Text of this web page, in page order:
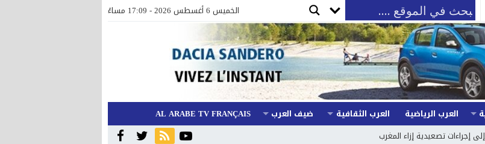
الخميس 6 أغسطس 2026 - 17:09 مساءً
العرب الرياضية العرب الثقافية ضيف العرب
AL ARABE TV FRANÇAIS
إلى إجراءات تصعيدية إزاء المغرب